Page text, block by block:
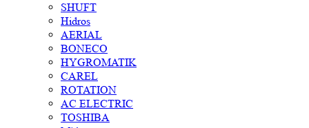
SHUFT
Hidros
AERIAL
BONECO
HYGROMATIK
CAREL
ROTATION
AC ELECTRIC
TOSHIBA